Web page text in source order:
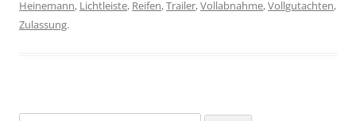
Heinemann, Lichtleiste, Reifen,Trailer,Vollabnahme,Vollgutachten,
Zulassung.